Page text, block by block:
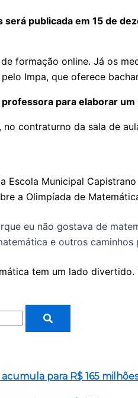
publicada em 15 de
formação online. Já os
Impa, que oferece
para elaborar
contraturno da sala de
Escola Municipal
a Olimpíada de
eu não gostava de
e outros caminhos
tem um lado divertido.
para R$ 165 milhões